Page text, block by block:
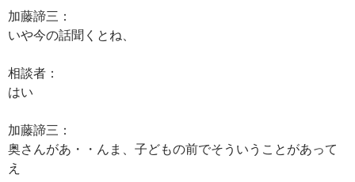
加藤諦三：
いや今の話聞くとね、
相談者：
はい
加藤諦三：
奥さんがあ・・んま、子どもの前でそういうことがあって
え